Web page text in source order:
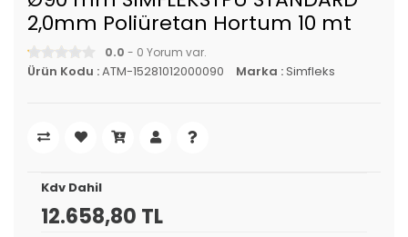
2,0mm Poliüretan Hortum 10 mt
0.0 - 0 Yorum var.
Ürün Kodu :ATM-15281012000090 Marka :Simfleks
Kdv Dahil
12.658,80 TL